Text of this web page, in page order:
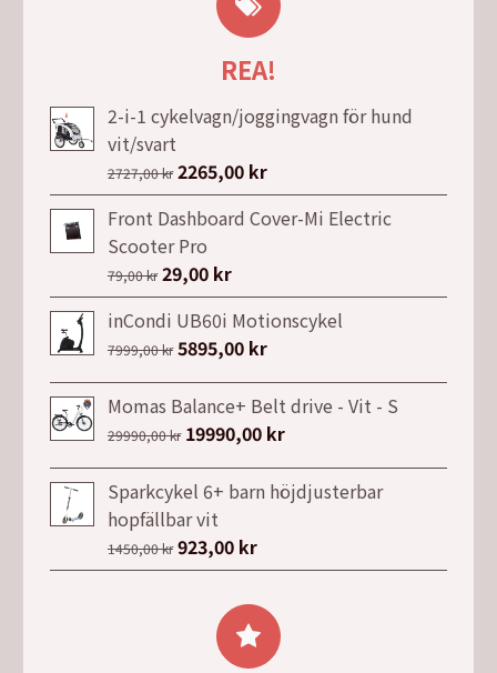
REA!
2-i-1 cykelvagn/joggingvagn för hund
vit/svart
2727,00kr Det
ursprungliga
priset
var:
2727,00 kr.
2265,00 krDet
nuvarande
priset
Front Dashboard Cover-Mi Electric
Scooter Pro
79,00kr Det
ursprungliga
priset
var:
79,00 kr.
29,00 krDet
nuvarande
priset
är:
29,00 kr.
inCondi UB60i Motionscykel
7999,00kr Det
ursprungliga
priset
var:
5895,00 krDet
nuvarande
priset
är:
Momas Balance+ Belt drive - Vit - S
29990,00kr Det
ursprungliga
priset
var:
29990,00 kr.
19990,00 krDet
nuvarande
priset
Sparkcykel 6+ barn höjdjusterbar
hopfällbar vit
1450,00kr Det
ursprungliga
1450,00 kr.
923,00 krDet
nuvarande
priset
är:
923,00 kr.